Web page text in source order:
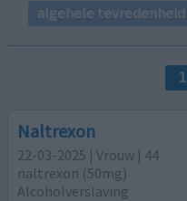
algehele tevredenheid
1
Naltrexon
22-03-2025 | Vrouw | 44
naltrexon (50mg)
Alcoholverslaving